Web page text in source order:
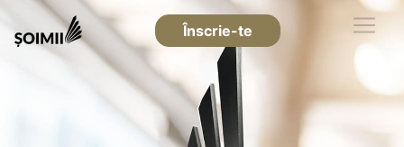
Înscrie-te